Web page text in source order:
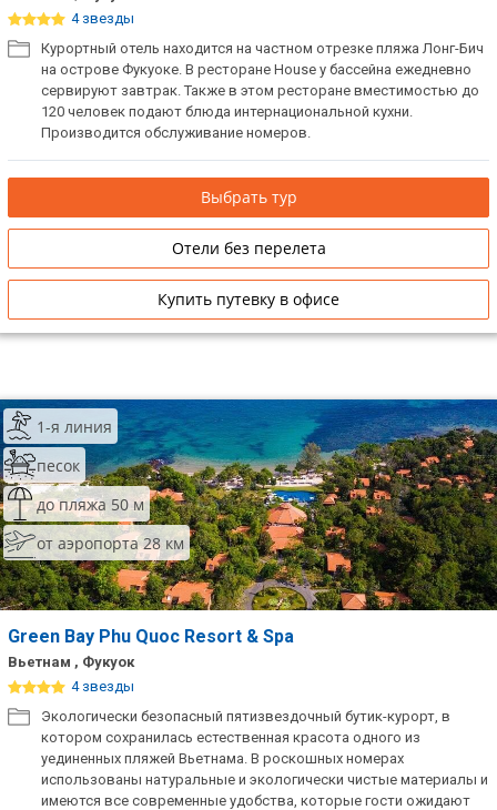
4 звезды
Курортный отель находится на частном отрезке пляжа Лонг-Бич
на острове Фукуоке. В ресторане House у бассейна ежедневно
сервируют завтрак. Также в этом ресторане вместимостью до
120 человек подают блюда интернациональной кухни.
Производится обслуживание номеров.
Выбрать тур
Отели без перелета
Купить путевку в офисе
1-я линия
песок
до пляжа 50 м
от аэропорта 28 км
Green Bay Phu Quoc Resort & Spa
Вьетнам , Фукуок
4 звезды
Экологически безопасный пятизвездочный бутик-курорт, в
котором сохранилась естественная красота одного из
уединенных пляжей Вьетнама. В роскошных номерах
использованы натуральные и экологически чистые материалы и
имеются все современные удобства, которые гости ожидают